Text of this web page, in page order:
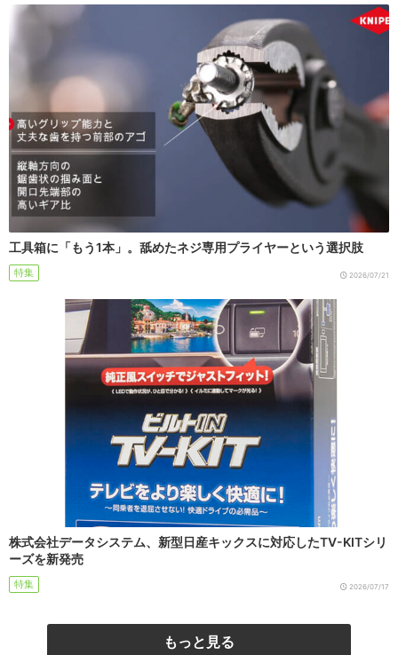
工具箱に「もう1本」。舐めたネジ専用プライヤーという選択肢
特集 2026/07/21
株式会社データシステム、新型日産キックスに対応したTV-KITシリ
ーズを新発売
特集 2026/07/17
もっと見る